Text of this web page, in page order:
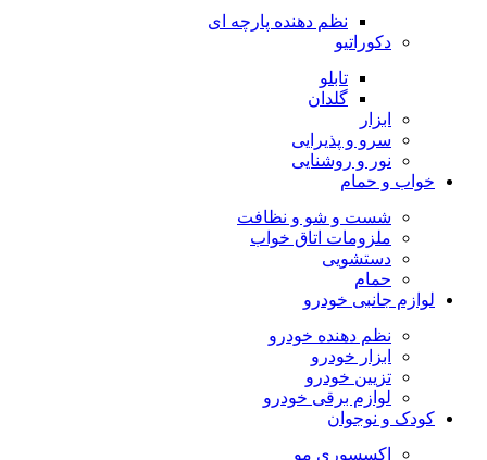
نظم دهنده پارچه ای
دکوراتیو
تابلو
گلدان
ابزار
سرو و پذیرایی
نور و روشنایی
خواب و حمام
شست و شو و نظافت
ملزومات اتاق خواب
دستشویی
حمام
لوازم جانبی خودرو
نظم دهنده خودرو
ابزار خودرو
تزیین خودرو
لوازم برقی خودرو
کودک و نوجوان
اکسسوری مو